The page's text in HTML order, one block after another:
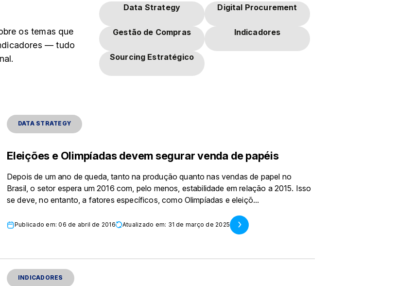
os temas que
— tudo
Data Strategy Digital Procurement
Gestão de Compras Indicadores
Sourcing Estratégico
DATA STRATEGY
Eleições e Olimpíadas devem segurar venda de papéis
Depois de um ano de queda, tanto na produção quanto nas vendas de papel no
Brasil, o setor espera um 2016 com, pelo menos, estabilidade em relação a 2015. Isso
se deve, no entanto, a fatores específicos, como Olimpíadas e eleiçõ...
Publicado em: 06 de abril de 2016 Atualizado em: 31 de março de 2025
INDICADORES